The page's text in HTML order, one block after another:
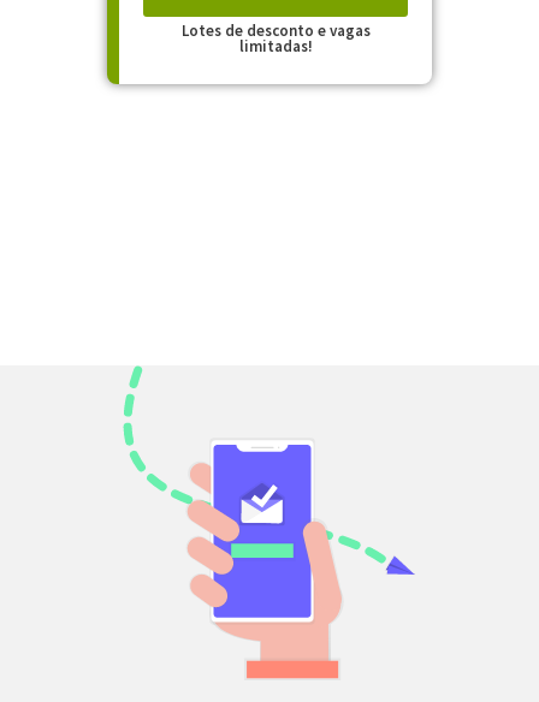
Lotes de desconto e vagas
limitadas!